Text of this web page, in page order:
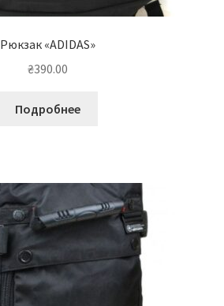
Рюкзак «ADIDAS»
₴390.00
Подробнее